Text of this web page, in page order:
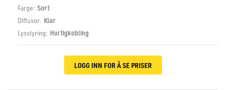
Farge: Sort
Diffusor: Klar
Lysstyring: Hurtigkobling
LOGG INN FOR Å SE PRISER